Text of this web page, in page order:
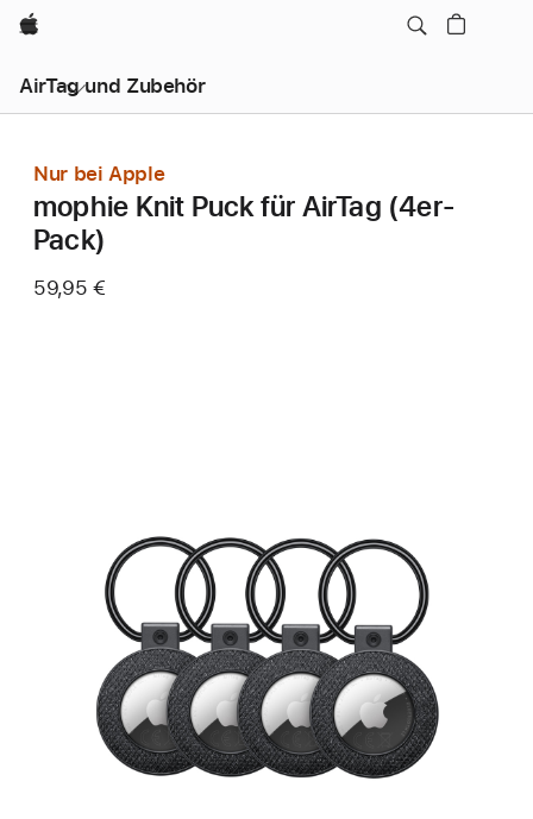
Apple
AirTag und Zubehör
Nur bei Apple
mophie Knit Puck für AirTag (4er-
Pack)
59,95 €